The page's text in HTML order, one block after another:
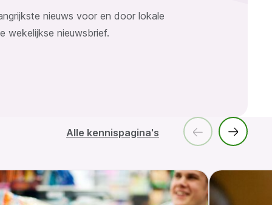
nieuws voor en door lokale
wekelijkse nieuwsbrief.
Alle kennispagina's